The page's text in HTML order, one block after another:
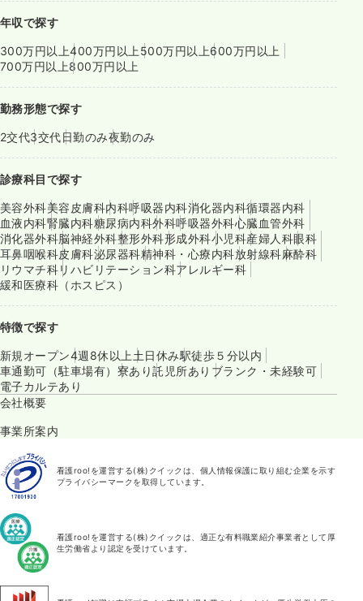
年収で探す
300万円以上400万円以上 500万円以上600万円以上
700万円以上800万円以上
勤務形態で探す
2交代3交代日勤のみ夜勤のみ
診療科目で探す
美容外科美容皮膚科内科呼吸器内科消化器内科循環器内科
血液内科腎臓内科糖尿病内科外科呼吸器外科心臓血管外科
消化器外科脳神経外科整形外科形成外科小児科産婦人科眼科
耳鼻咽喉科皮膚科泌尿器科精神科・心療内科放射線科麻酔科
リウマチ科リハビリテーション科アレルギー科
緩和医療科（ホスピス）
特徴で探す
新規オープン4週8休以上 土日休み駅徒歩５分以内
車通勤可（駐車場有） 寮あり託児所あり ブランク・未経験可
電子カルテあり
会社概要
事業所案内
看護roo!を運営する(株)クイックは、個人情報保護に取り組む企業を示す
プライバシーマークを取得しています。
看護roo!を運営する(株)クイックは、適正な有料職業紹介事業者として厚
生労働省より認定を受けています。